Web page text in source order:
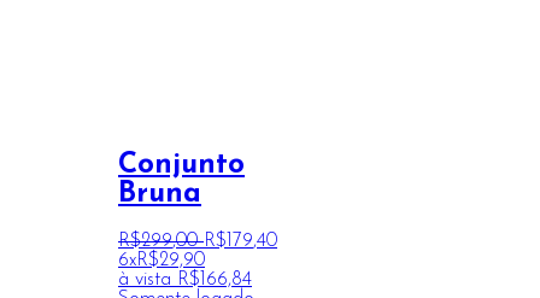
Conjunto
Bruna
R$299,00 R$179,40
6xR$29,90
à vista R$166,84